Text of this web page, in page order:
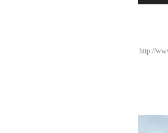
http://
以